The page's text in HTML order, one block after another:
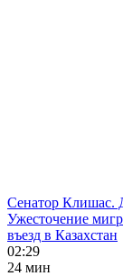
Сенатор Клишас.
Ужесточение
въезд в Казахстан
02:29
24 мин